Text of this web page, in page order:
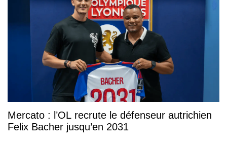
Mercato : l’OL recrute le défenseur autrichien
Felix Bacher jusqu’en 2031